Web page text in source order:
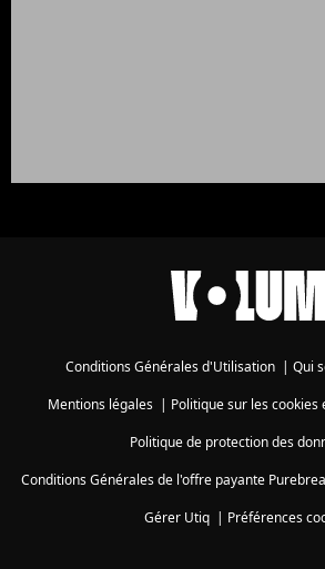
Conditions Générales d'Utilisation | Qui
Mentions légales| Politique sur les
Politique de protection des
Conditions Générales de l'offre payante
Gérer Utiq | Préférences